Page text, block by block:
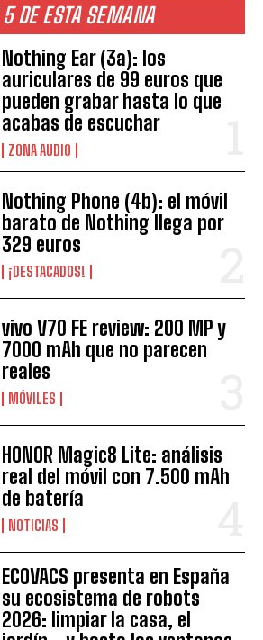
5 DE ESTA SEMANA
Nothing Ear (3a): los
auriculares de 99 euros que
pueden grabar hasta lo que
acabas de escuchar
ZONA AUDIO
Nothing Phone (4b): el móvil
barato de Nothing llega por
329 euros
¡DESTACADOS!
vivo V70 FE review: 200 MP y
7000 mAh que no parecen
reales
MÓVILES
HONOR Magic8 Lite: análisis
real del móvil con 7.500 mAh
de batería
NOTICIAS
ECOVACS presenta en España
su ecosistema de robots
2026: limpiar la casa, el